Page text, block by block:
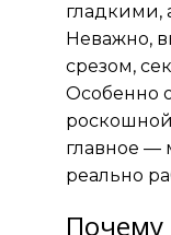
гладкими,
Неважно,
срезом,
Особенно
главное —
реально
Почему